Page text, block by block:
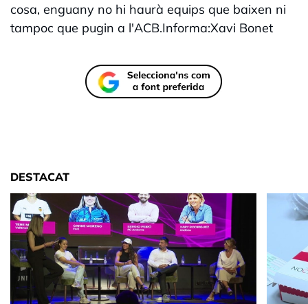
cosa, enguany no hi haurà equips que baixen ni
tampoc que pugin a l'ACB.Informa:Xavi Bonet
DESTACAT